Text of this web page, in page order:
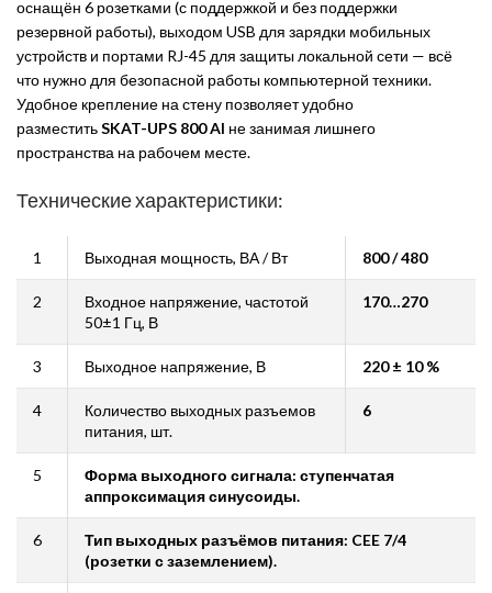
оснащён 6 розетками (с поддержкой и без поддержки
резервной работы), выходом USB для зарядки мобильных
устройств и портами RJ-45 для защиты локальной сети — всё
что нужно для безопасной работы компьютерной техники.
Удобное крепление на стену позволяет удобно
разместитьSKAT-UPS 800 AI не занимая лишнего
пространства на рабочем месте.
Технические характеристики:
1 Выходная мощность, ВА / Вт 800 / 480
2
Входное напряжение, частотой
50±1 Гц, В
170…270
3 Выходное напряжение, В 220 ± 10 %
4
Количество выходных разъемов
питания, шт.
6
5
Форма выходного сигнала: ступенчатая
аппроксимация синусоиды.
6
Тип выходных разъёмов питания: CEE 7/4
(розетки с заземлением).